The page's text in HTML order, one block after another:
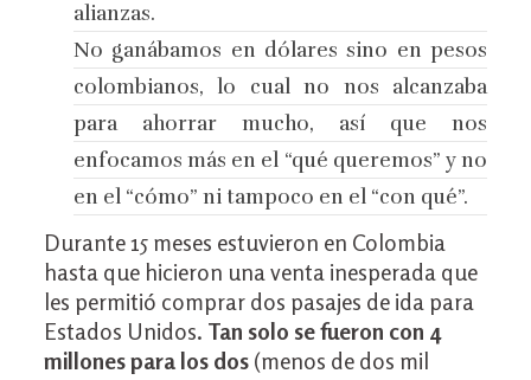
alianzas.
No ganábamos en dólares sino en pesos
colombianos, lo cual no nos alcanzaba
para ahorrar mucho, así que nos
enfocamos más en el “qué queremos” y no
en el “cómo” ni tampoco en el “con qué”.
Durante 15 meses estuvieron en Colombia
hasta que hicieron una venta inesperada que
les permitió comprar dos pasajes de ida para
Estados Unidos. Tan solo se fueron con 4
millones para los dos(menos de dos mil